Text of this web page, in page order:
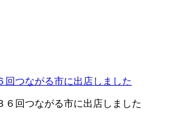
回つながる市に出店しました